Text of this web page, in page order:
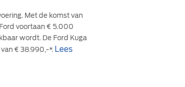
Met de komst van
voortaan € 5.000
wordt. De Ford Kuga
€ 38.990,-*. Lees